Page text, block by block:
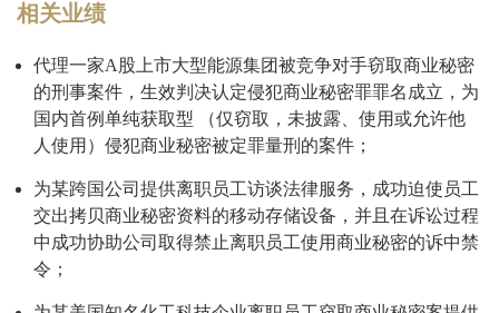
相关业绩
代理一家A股上市大型能源集团被竞争对手窃取商业秘密
的刑事案件，生效判决认定侵犯商业秘密罪罪名成立，为
国内首例单纯获取型 （仅窃取，未披露、使用或允许他
人使用）侵犯商业秘密被定罪量刑的案件；
为某跨国公司提供离职员工访谈法律服务，成功迫使员工
交出拷贝商业秘密资料的移动存储设备，并且在诉讼过程
中成功协助公司取得禁止离职员工使用商业秘密的诉中禁
令；